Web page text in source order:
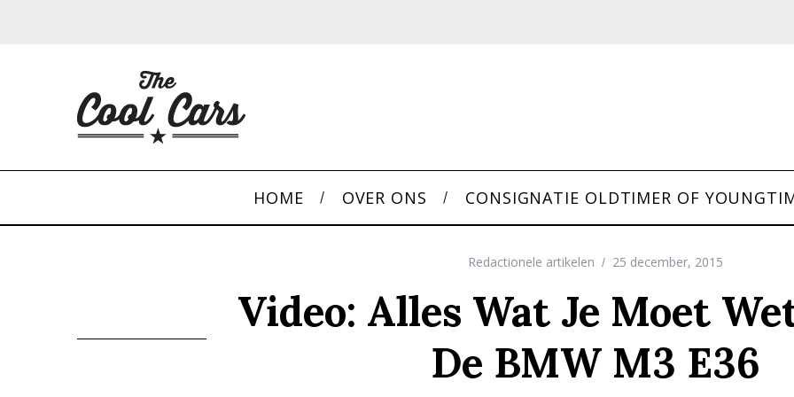
HOME OVER ONS CONSIGNATIE OLDTIMER OF
Redactionele artikelen 25 december, 2015
Video: Alles Wat Je Moet
De BMW M3 E36